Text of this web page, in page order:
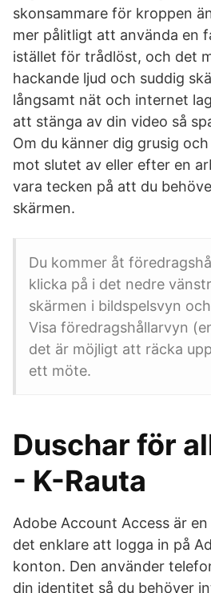
skonsammare för kroppen
mer pålitligt att använda en
istället för trådlöst, och det
hackande ljud och suddig
långsamt nät och internet
att stänga av din video så
Om du känner dig grusig
mot slutet av eller efter en
vara tecken på att du
skärmen.
Du kommer åt
klicka på i det nedre
skärmen i bildspelsvyn
Visa föredragshållarvyn
det är möjligt att räcka
ett möte.
Duschar för
- K-Rauta
Adobe Account Access är
det enklare att logga in på
konton. Den använder
din identitet så du behöver